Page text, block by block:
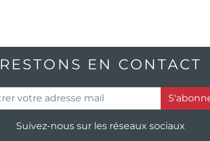
RESTONS EN CONTACT
Suivez-nous sur les réseaux sociaux